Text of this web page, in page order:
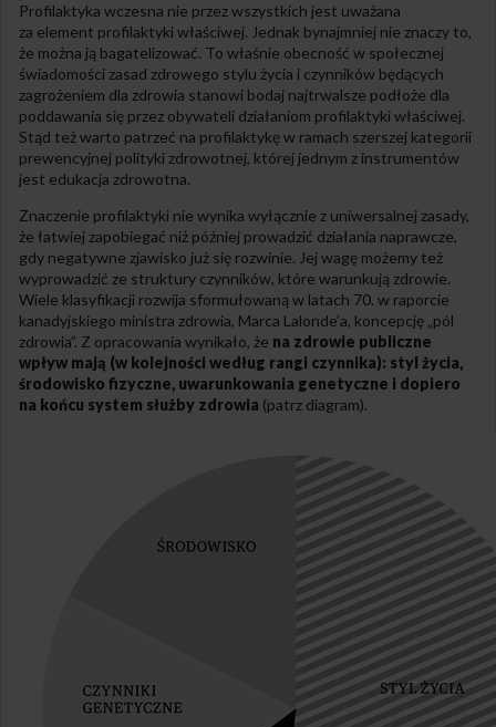
Profilaktyka wczesna nie przez wszystkich jest uważana
za element profilaktyki właściwej. Jednak bynajmniej nie znaczy to,
że można ją bagatelizować. To właśnie obecność w społecznej
świadomości zasad zdrowego stylu życia i czynników będących
zagrożeniem dla zdrowia stanowi bodaj najtrwalsze podłoże dla
poddawania się przez obywateli działaniom profilaktyki właściwej.
Stąd też warto patrzeć na profilaktykę w ramach szerszej kategorii
prewencyjnej polityki zdrowotnej, której jednym z instrumentów
jest edukacja zdrowotna.
Znaczenie profilaktyki nie wynika wyłącznie z uniwersalnej zasady,
że łatwiej zapobiegać niż później prowadzić działania naprawcze,
gdy negatywne zjawisko już się rozwinie. Jej wagę możemy też
wyprowadzić ze struktury czynników, które warunkują zdrowie.
Wiele klasyfikacji rozwija sformułowaną w latach 70. w raporcie
kanadyjskiego ministra zdrowia, Marca Lalonde’a, koncepcję „pól
zdrowia”. Z opracowania wynikało, że na zdrowie publiczne
wpływ mają (w kolejności według rangi czynnika): styl życia,
środowisko fizyczne, uwarunkowania genetyczne i dopiero
na końcu system służby zdrowia (patrz diagram).